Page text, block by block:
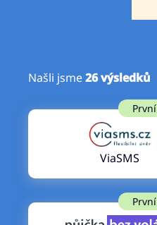
Od
Do
Našli jsme26výsledků
ViaSMS